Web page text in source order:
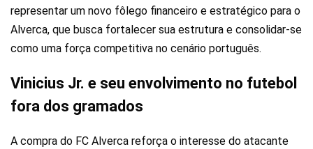
representar um novo fôlego financeiro e estratégico para o
Alverca, que busca fortalecer sua estrutura e consolidar-se
como uma força competitiva no cenário português.
Vinicius Jr. e seu envolvimento no futebol
fora dos gramados
A compra do FC Alverca reforça o interesse do atacante